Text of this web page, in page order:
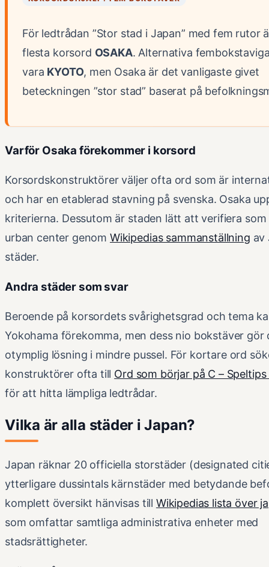
För ledtrådan ”Stor stad i Japan” med fem rutor
flesta korsord OSAKA. Alternativa
vara KYOTO, men Osaka är det vanligaste givet
beteckningen ”stor stad” baserat på
Varför Osaka förekommer i korsord
Korsordskonstruktörer väljer ofta ord som är
och har en etablerad stavning på svenska. Osaka
kriterierna. Dessutom är staden lätt att verifiera som
urban center genom Wikipedias sammanställning av
städer.
Andra städer som svar
Beroende på korsordets svårighetsgrad och tema
Yokohama förekomma, men dess nio bokstäver gör
otymplig lösning i mindre pussel. För kortare ord
konstruktörer ofta till Ord som börjar på C –
för att hitta lämpliga ledtrådar.
Vilka är alla städer i Japan?
Japan räknar 20 officiella storstäder (designated
ytterligare dussintals kärnstäder med betydande
komplett översikt hänvisas till Wikipedias lista över
som omfattar samtliga administrativa enheter med
stadsrättigheter.